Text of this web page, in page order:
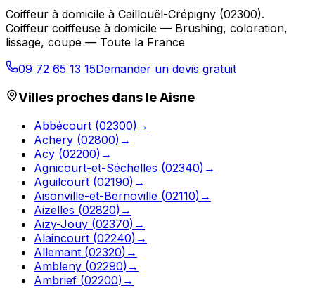
Coiffeur à domicile à Caillouël-Crépigny (02300).
Coiffeur coiffeuse à domicile — Brushing, coloration,
lissage, coupe — Toute la France
09 72 65 13 15Demander un devis gratuit
Villes proches dans leAisne
Abbécourt (02300) →
Achery (02800) →
Acy (02200) →
Agnicourt-et-Séchelles (02340) →
Aguilcourt (02190) →
Aisonville-et-Bernoville (02110) →
Aizelles (02820) →
Aizy-Jouy (02370) →
Alaincourt (02240) →
Allemant (02320) →
Ambleny (02290) →
Ambrief (02200) →